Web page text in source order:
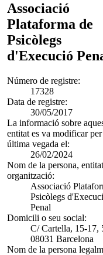
Associació
Plataforma de
Psicòlegs
d'Execució
Número de registre:
17328
Data de registre:
30/05/2017
La informació sobre
entitat es va modificar per
última vegada el:
26/02/2024
Nom de la persona,
organització:
Associació
Psicòlegs
Penal
Domicili o seu social:
C/ Cartella, 15-17,
08031 Barcelona
Nom de la persona